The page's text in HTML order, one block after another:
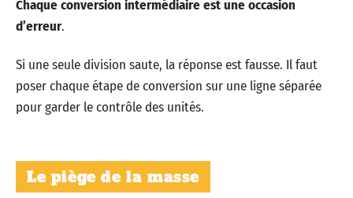
Chaque conversion intermédiaire est une occasion
d’erreur.
Si une seule division saute, la réponse est fausse. Il faut
poser chaque étape de conversion sur une ligne séparée
pour garder le contrôle des unités.
Le piège de la masse